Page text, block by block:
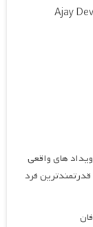
های واقعی
فرد